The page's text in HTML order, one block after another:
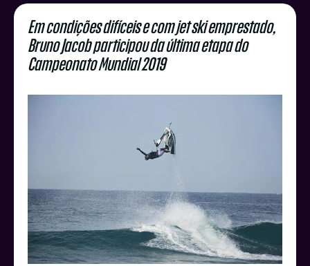
Em condições difíceis e com jet ski emprestado,
Bruno Jacob participou da última etapa do
Campeonato Mundial 2019